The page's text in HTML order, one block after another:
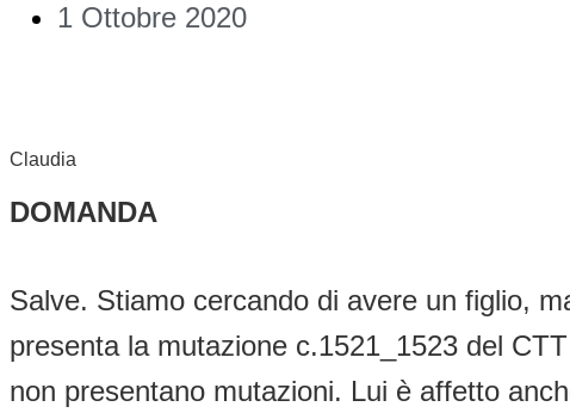
1 Ottobre 2020
Claudia
DOMANDA
Salve. Stiamo cercando di avere un figlio,
presenta la mutazione c.1521_1523 del
non presentano mutazioni. Lui è affetto